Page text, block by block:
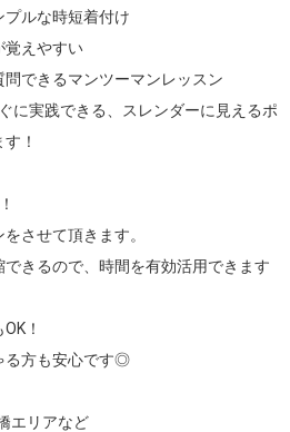
プルな時短着付け
覚えやすい
問できるマンツーマンレッスン
に実践できる、スレンダーに見えるポ
！
させて頂きます。
きるので、時間を有効活用できます
！
る方も安心です◎
エリアなど